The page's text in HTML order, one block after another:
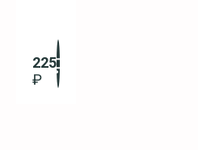
225
₽